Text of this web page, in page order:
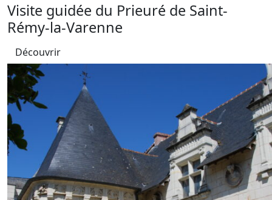
Visite guidée du Prieuré de Saint-
Rémy-la-Varenne
Découvrir